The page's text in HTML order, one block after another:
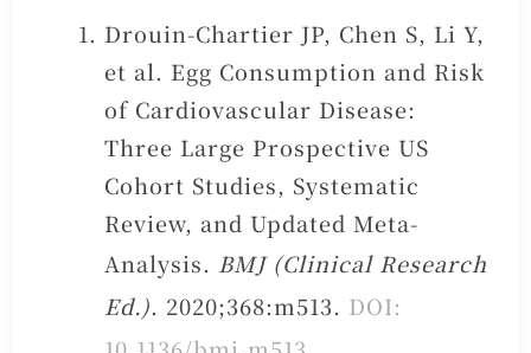
Drouin-Chartier JP, Chen S, Li Y,
et al. Egg Consumption and Risk
of Cardiovascular Disease:
Three Large Prospective US
Cohort Studies, Systematic
Review, and Updated Meta-
Analysis. BMJ (Clinical Research
Ed.). 2020;368:m513. DOI: